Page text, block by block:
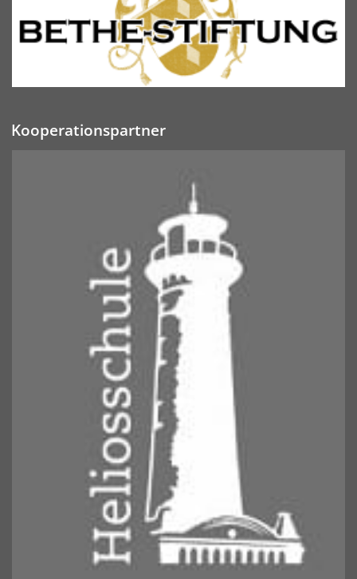
Kooperationspartner